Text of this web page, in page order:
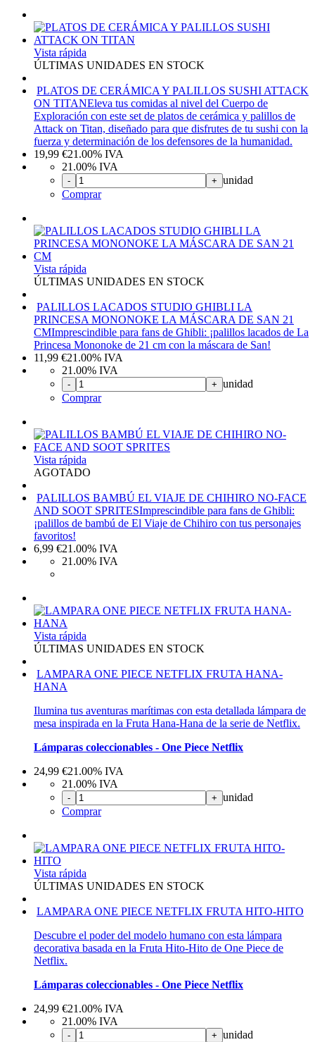
Vista rápida
ÚLTIMAS UNIDADES EN STOCK
PLATOS DE CERÁMICA Y PALILLOS SUSHI ATTACK
ON TITANEleva tus comidas al nivel del Cuerpo de
Exploración con este set de platos de cerámica y palillos de
Attack on Titan, diseñado para que disfrutes de tu sushi con la
fuerza y determinación de los defensores de la humanidad.
19,99 €21.00% IVA
21.00% IVA
- + unidad
Comprar
Vista rápida
ÚLTIMAS UNIDADES EN STOCK
PALILLOS LACADOS STUDIO GHIBLI LA
PRINCESA MONONOKE LA MÁSCARA DE SAN 21
CMImprescindible para fans de Ghibli: ¡palillos lacados de La
Princesa Mononoke de 21 cm con la máscara de San!
11,99 €21.00% IVA
21.00% IVA
- + unidad
Comprar
Vista rápida
AGOTADO
PALILLOS BAMBÚ EL VIAJE DE CHIHIRO NO-FACE
AND SOOT SPRITESImprescindible para fans de Ghibli:
¡palillos de bambú de El Viaje de Chihiro con tus personajes
favoritos!
6,99 €21.00% IVA
21.00% IVA
Vista rápida
ÚLTIMAS UNIDADES EN STOCK
LAMPARA ONE PIECE NETFLIX FRUTA HANA-
HANA
Ilumina tus aventuras marítimas con esta detallada lámpara de
mesa inspirada en la Fruta Hana-Hana de la serie de Netflix.
Lámparas coleccionables - One Piece Netflix
24,99 €21.00% IVA
21.00% IVA
- + unidad
Comprar
Vista rápida
ÚLTIMAS UNIDADES EN STOCK
LAMPARA ONE PIECE NETFLIX FRUTA HITO-HITO
Descubre el poder del modelo humano con esta lámpara
decorativa basada en la Fruta Hito-Hito de One Piece de
Netflix.
Lámparas coleccionables - One Piece Netflix
24,99 €21.00% IVA
21.00% IVA
- + unidad